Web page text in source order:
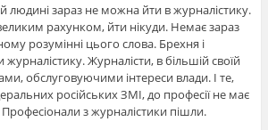
людині зараз не можна йти в журналістику.
рахунком, йти нікуди. Немає зараз
розумінні цього слова. Брехня і
Журналісти, в більшій своїй
обслуговуючими інтереси влади. І те,
російських ЗМІ, до професії не має
з журналістики пішли.